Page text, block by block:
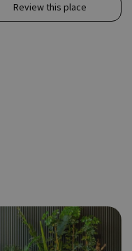
Review this place